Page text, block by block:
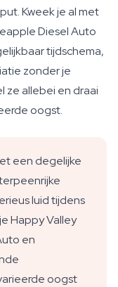
Kweek je al met
Diesel Auto
tijdschema,
zonder je
ze allebei en draai
oogst.
een degelijke
luid tijdens
Happy Valley
en
oogst